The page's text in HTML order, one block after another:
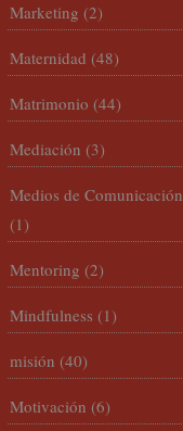
Marketing (2)
Maternidad (48)
Matrimonio (44)
Mediación (3)
Medios de Comunicación
(1)
Mentoring (2)
Mindfulness (1)
misión (40)
Motivación (6)